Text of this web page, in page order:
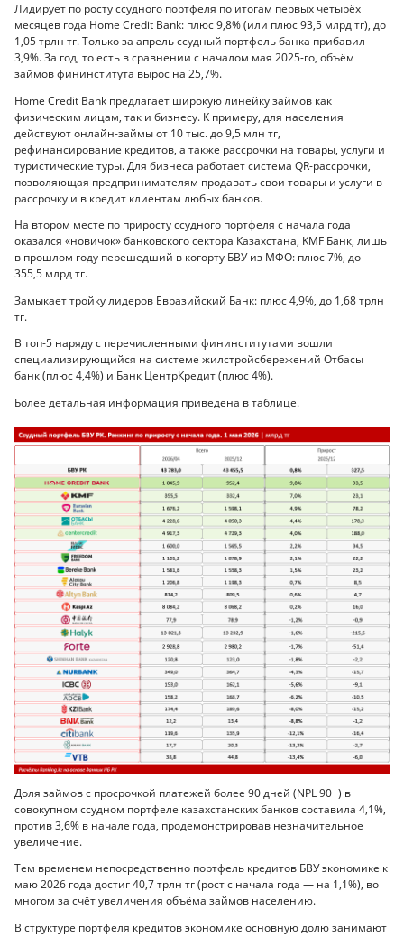
Лидирует по росту ссудного портфеля по итогам первых четырёх
месяцев года Home Credit Bank: плюс 9,8% (или плюс 93,5 млрд тг), до
1,05 трлн тг. Только за апрель ссудный портфель банка прибавил
3,9%. За год, то есть в сравнении с началом мая 2025-го, объём
займов фининститута вырос на 25,7%.
Home Credit Bank предлагает широкую линейку займов как
физическим лицам, так и бизнесу. К примеру, для населения
действуют онлайн-займы от 10 тыс. до 9,5 млн тг,
рефинансирование кредитов, а также рассрочки на товары, услуги и
туристические туры. Для бизнеса работает система QR-рассрочки,
позволяющая предпринимателям продавать свои товары и услуги в
рассрочку и в кредит клиентам любых банков.
На втором месте по приросту ссудного портфеля с начала года
оказался «новичок» банковского сектора Казахстана, KMF Банк, лишь
в прошлом году перешедший в когорту БВУ из МФО: плюс 7%, до
355,5 млрд тг.
Замыкает тройку лидеров Евразийский Банк: плюс 4,9%, до 1,68 трлн
тг.
В топ-5 наряду с перечисленными фининститутами вошли
специализирующийся на системе жилстройсбережений Отбасы
банк (плюс 4,4%) и Банк ЦентрКредит (плюс 4%).
Более детальная информация приведена в таблице.
Доля займов с просрочкой платежей более 90 дней (NPL 90+) в
совокупном ссудном портфеле казахстанских банков составила 4,1%,
против 3,6% в начале года, продемонстрировав незначительное
увеличение.
Тем временем непосредственно портфель кредитов БВУ экономике к
маю 2026 года достиг 40,7 трлн тг (рост с начала года — на 1,1%), во
многом за счёт увеличения объёма займов населению.
В структуре портфеля кредитов экономике основную долю занимают